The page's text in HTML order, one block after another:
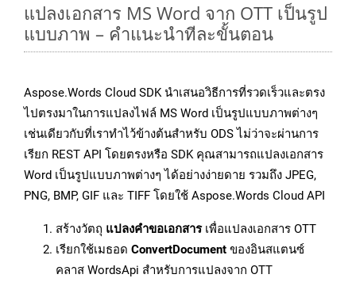
แปลงเอกสาร MS Word จาก OTT เป็นรูป
แบบภาพ – คำแนะนำทีละขั้นตอน
Aspose.Words Cloud SDK นำเสนอวิธีการที่รวดเร็วและตรง
ไปตรงมาในการแปลงไฟล์ MS Word เป็นรูปแบบภาพต่างๆ
เช่นเดียวกับที่เราทำไว้ข้างต้นสำหรับ ODS ไม่ว่าจะผ่านการ
เรียก REST API โดยตรงหรือ SDK คุณสามารถแปลงเอกสาร
Word เป็นรูปแบบภาพต่างๆ ได้อย่างง่ายดาย รวมถึง JPEG,
PNG, BMP, GIF และ TIFF โดยใช้ Aspose.Words Cloud API
สร้างวัตถุ แปลงคำขอเอกสารเพื่อแปลงเอกสาร OTT
เรียกใช้เมธอด ConvertDocument ของอินสแตนซ์
คลาส WordsApi สำหรับการแปลงจาก OTT